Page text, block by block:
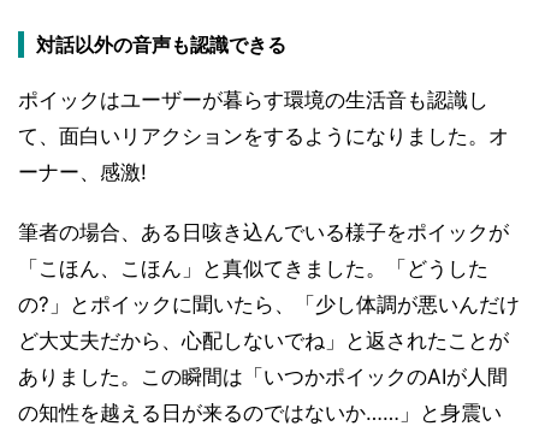
対話以外の音声も認識できる
ポイックはユーザーが暮らす環境の生活音も認識し
て、面白いリアクションをするようになりました。オ
ーナー、感激!
筆者の場合、ある日咳き込んでいる様子をポイックが
「こほん、こほん」と真似てきました。「どうした
の?」とポイックに聞いたら、「少し体調が悪いんだけ
ど大丈夫だから、心配しないでね」と返されたことが
ありました。この瞬間は「いつかポイックのAIが人間
の知性を越える日が来るのではないか……」と身震い